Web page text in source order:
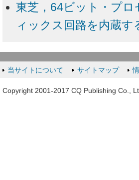
東芝，64ビット・プ
ィックス回路を内蔵
当サイトについて サイトマップ
Copyright 2001-2017 CQ Publishing Co.,